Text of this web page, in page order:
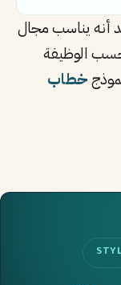
أنه يناسب مجال
الوظيفة
خطاب